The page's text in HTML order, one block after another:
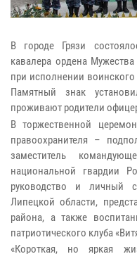
В городе Грязи
кавалера ордена
при исполнении
Памятный знак
проживают родители
В торжественной
правоохранителя –
заместитель
национальной гвардии
руководство и личный
Липецкой области,
района, а также
патриотического клуба
«Короткая, но яркая